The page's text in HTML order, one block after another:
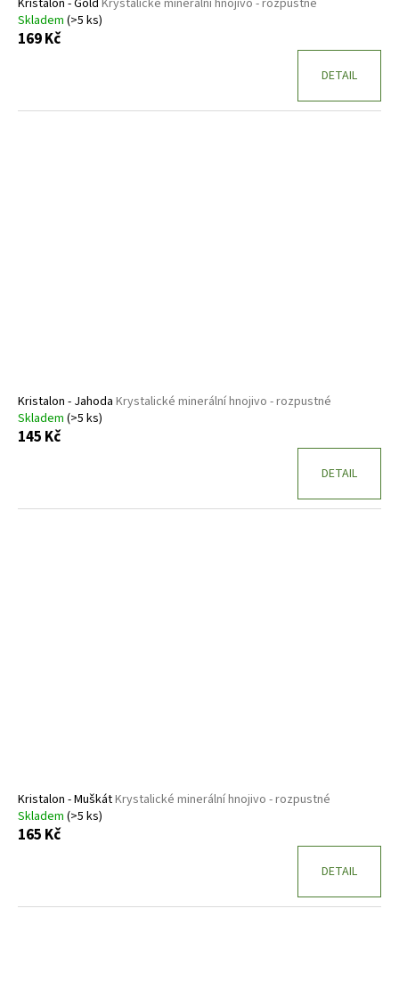
Kristalon - Gold Krystalické minerální hnojivo - rozpustné
Skladem (>5 ks)
169 Kč
DETAIL
Kristalon - Jahoda Krystalické minerální hnojivo - rozpustné
Skladem (>5 ks)
145 Kč
DETAIL
Kristalon - MuškátKrystalické minerální hnojivo - rozpustné
Skladem (>5 ks)
165 Kč
DETAIL